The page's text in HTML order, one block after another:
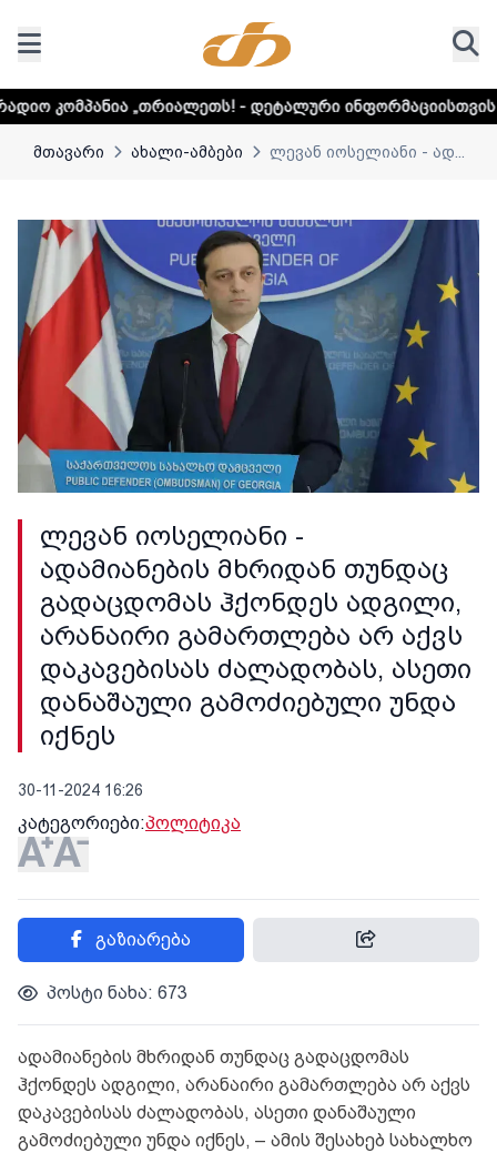
- დეტალური ინფორმაციისთვის დააკლიკეთ
მთავარი ახალი-ამბები ლევან იოსელიანი - ად...
ლევან იოსელიანი -
ადამიანების მხრიდან თუნდაც
გადაცდომას ჰქონდეს ადგილი,
არანაირი გამართლება არ აქვს
დაკავებისას ძალადობას, ასეთი
დანაშაული გამოძიებული უნდა
იქნეს
30-11-2024 16:26
კატეგორიები:პოლიტიკა
გაზიარება
პოსტი ნახა: 673
ადამიანების მხრიდან თუნდაც გადაცდომას
ჰქონდეს ადგილი, არანაირი გამართლება არ აქვს
დაკავებისას ძალადობას, ასეთი დანაშაული
გამოძიებული უნდა იქნეს, – ამის შესახებ სახალხო